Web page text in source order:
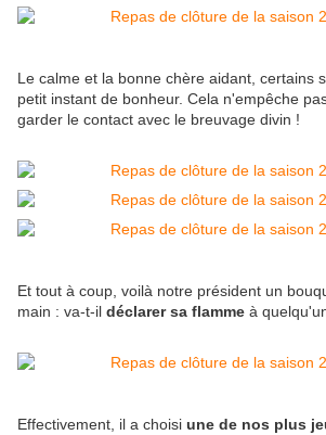
Le calme et la bonne chère aidant, certains
petit instant de bonheur. Cela n'empêche
garder le contact avec le breuvage divin !
Et tout à coup, voilà notre président un
main : va-t-il déclarer sa flamme à
Effectivement, il a choisi une de nos plus